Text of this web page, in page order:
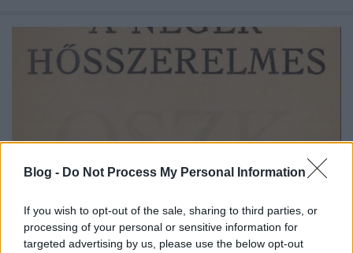
Blog - Do Not Process My Personal Information
If you wish to opt-out of the sale, sharing to third parties, or
processing of your personal or sensitive information for
targeted advertising by us, please use the below opt-out